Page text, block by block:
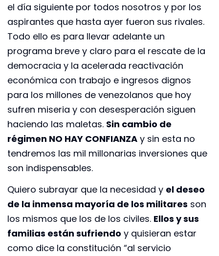
el día siguiente por todos nosotros y por los
aspirantes que hasta ayer fueron sus rivales.
Todo ello es para llevar adelante un
programa breve y claro para el rescate de la
democracia y la acelerada reactivación
económica con trabajo e ingresos dignos
para los millones de venezolanos que hoy
sufren miseria y con desesperación siguen
haciendo las maletas. Sin cambio de
régimen NO HAY CONFIANZA y sin esta no
tendremos las mil millonarias inversiones que
son indispensables.
Quiero subrayar que la necesidad y el deseo
de la inmensa mayoría de los militares son
los mismos que los de los civiles. Ellos y sus
familias están sufriendo y quisieran estar
como dice la constitución “al servicio